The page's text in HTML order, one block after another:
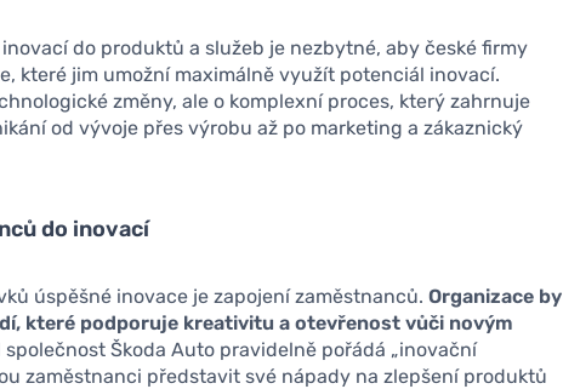
do produktů a služeb je nezbytné, aby české firmy
které jim umožní maximálně využít potenciál inovací.
změny, ale o komplexní proces, který zahrnuje
od vývoje přes výrobu až po marketing a zákaznický
do inovací
úspěšné inovace je zapojení zaměstnanců.Organizace by
které podporuje kreativitu a otevřenost vůči novým
společnost Škoda Auto pravidelně pořádá „inovační
zaměstnanci představit své nápady na zlepšení produktů